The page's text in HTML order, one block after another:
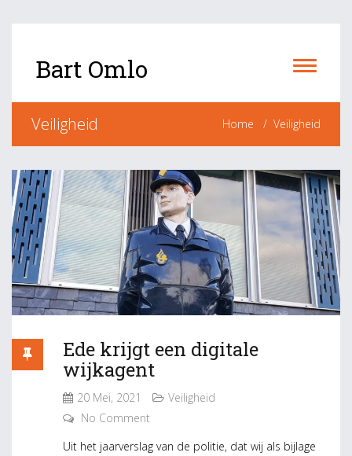
Bart Omlo
Veiligheid Home Veiligheid
Ede krijgt een digitale
wijkagent
20 Mei, 2021
Veiligheid
No Comment
Uit het jaarverslag van de politie, dat wij als bijlage